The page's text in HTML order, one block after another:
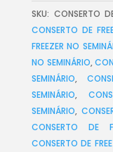
SKU: CONSERTO
CONSERTO DE
FREEZER NO
NO SEMINÁRIO,
SEMINÁRIO,
SEMINÁRIO,
SEMINÁRIO,
CONSERTO DE
CONSERTO DE